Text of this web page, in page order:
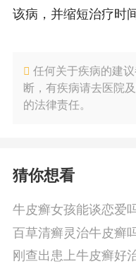
该病，并缩短治疗时间
任何关于疾病的建
断，有疾病请去医院
的法律责任。
猜你想看
牛皮癣女孩能谈恋爱
百草清癣灵治牛皮癣
刚查出患上牛皮癣好